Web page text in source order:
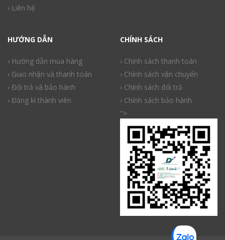
› Liên hệ
HƯỚNG DẪN
› Hướng dẫn mua hàng
› Giao nhận và thanh toán
› Đổi trả và bảo hành
› Đăng kí thành viên
CHÍNH SÁCH
› Chính sách thanh toán
› Chính sách vận chuyển
› Chính sách đổi trả
› Chính sách bảo hành
">